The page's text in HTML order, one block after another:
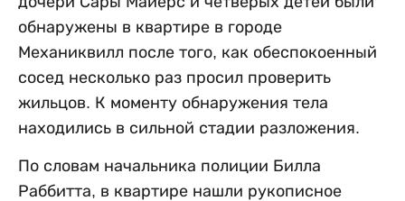
обнаружены в квартире в городе
Механиквилл после того, как обеспокоенный
сосед несколько раз просил проверить
жильцов. К моменту обнаружения тела
находились в сильной стадии разложения.
По словам начальника полиции Билла
Раббитта, в квартире нашли рукописное